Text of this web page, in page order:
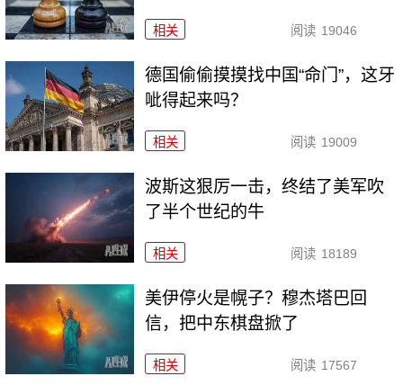
相关 阅读 19046
德国偷偷摸摸找中国“命门”，这牙
呲得起来吗？
相关 阅读 19009
波斯这狠厉一击，终结了美军吹
了半个世纪的牛
相关 阅读 18189
美伊停火是幌子？穆杰塔巴回
信，把中东棋盘掀了
相关 阅读 17567